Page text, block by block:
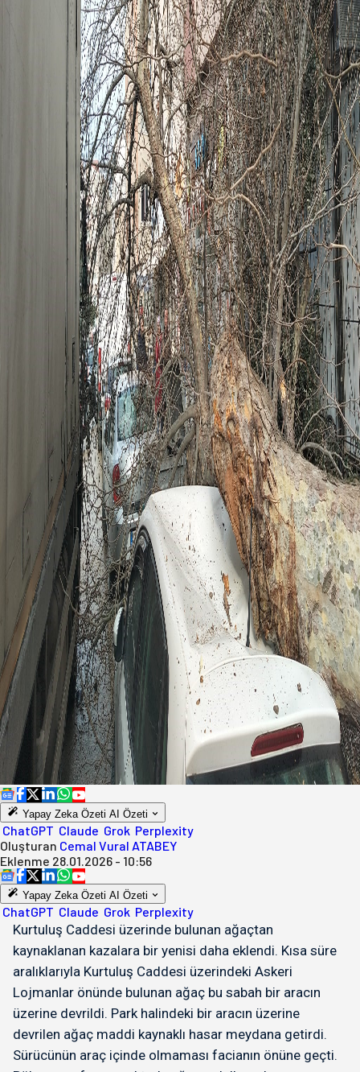
Yapay Zeka Özeti AI Özeti
ChatGPT Claude Grok Perplexity
Oluşturan Cemal Vural ATABEY
Eklenme 28.01.2026 - 10:56
Yapay Zeka Özeti AI Özeti
ChatGPT Claude Grok Perplexity
Kurtuluş Caddesi üzerinde bulunan ağaçtan
kaynaklanan kazalara bir yenisi daha eklendi. Kısa süre
aralıklarıyla Kurtuluş Caddesi üzerindeki Askeri
Lojmanlar önünde bulunan ağaç bu sabah bir aracın
üzerine devrildi. Park halindeki bir aracın üzerine
devrilen ağaç maddi kaynaklı hasar meydana getirdi.
Sürücünün araç içinde olmaması facianın önüne geçti.